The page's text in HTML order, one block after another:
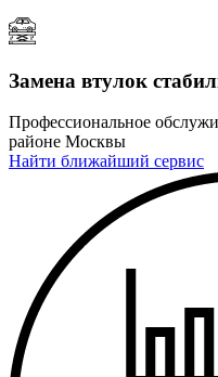
Замена втулок
Профессиональное
районе Москвы
Найти ближайший сервис